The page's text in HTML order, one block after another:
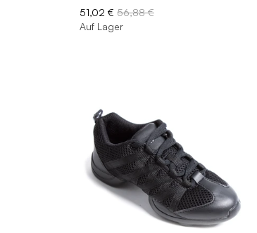
51,02 € 56,88 €
Auf Lager